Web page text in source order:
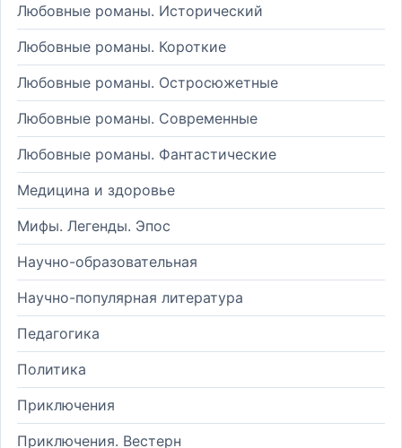
Любовные романы. Исторический
Любовные романы. Короткие
Любовные романы. Остросюжетные
Любовные романы. Современные
Любовные романы. Фантастические
Медицина и здоровье
Мифы. Легенды. Эпос
Научно-образовательная
Научно-популярная литература
Педагогика
Политика
Приключения
Приключения. Вестерн